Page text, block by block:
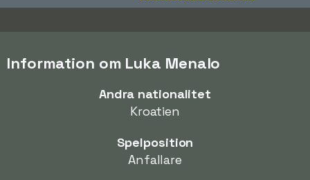
Information om Luka Menalo
Andra nationalitet
Kroatien
Spelposition
Anfallare